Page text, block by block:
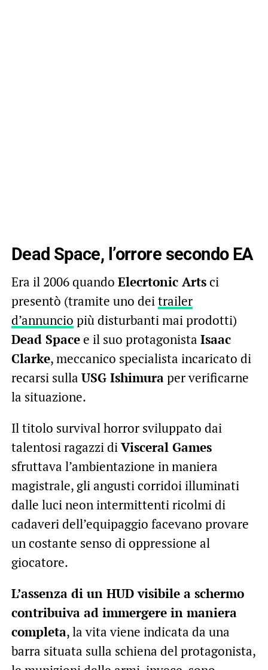
Dead Space, l’orrore secondo EA
Era il 2006 quando Elecrtonic Artsci
presentò (tramite uno deitrailer
d’annuncio più disturbanti mai prodotti)
Dead Spacee il suo protagonista Isaac
Clarke, meccanico specialista incaricato di
recarsi sulla USG Ishimuraper verificarne
la situazione.
Il titolo survival horror sviluppato dai
talentosi ragazzi diVisceral Games
sfruttava l’ambientazione in maniera
magistrale, gli angusti corridoi illuminati
dalle luci neon intermittenti ricolmi di
cadaveri dell’equipaggio facevano provare
un costante senso di oppressione al
giocatore.
L’assenza di un HUD visibile a schermo
contribuiva ad immergere in maniera
completa, la vita viene indicata da una
barra situata sulla schiena del protagonista,